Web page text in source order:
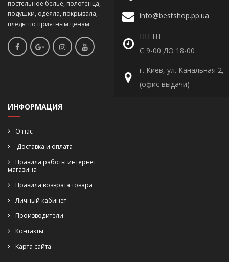
постельное белье, полотенца,
подушки, одеяла, покрывала,
пледы по приятным ценам.
info@bestshop.pp.ua
ПН-ПТ
С 9-00 ДО 18-00
г. Киев, ул. Канальная 2,
(офис выдачи)
ИНФОРМАЦИЯ
О нас
Доставка и оплата
Правила работы интернет
магазина
Правила возврата товара
Личный кабинет
Производители
Контакты
Карта сайта